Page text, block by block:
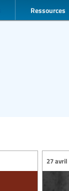
Ressources
27 avril